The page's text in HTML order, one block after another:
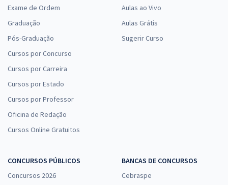
Exame de Ordem
Graduação
Pós-Graduação
Cursos por Concurso
Cursos por Carreira
Cursos por Estado
Cursos por Professor
Oficina de Redação
Cursos Online Gratuitos
Aulas ao Vivo
Aulas Grátis
Sugerir Curso
CONCURSOS PÚBLICOS
Concursos 2026
BANCAS DE CONCURSOS
Cebraspe